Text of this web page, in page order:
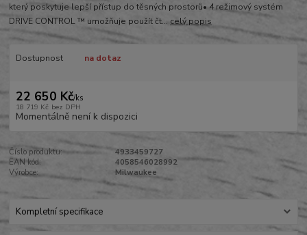
který poskytuje lepší přístup do těsných prostorů• 4 režimový systém
DRIVE CONTROL ™ umožňuje použít čt... celý popis
Dostupnost na dotaz
22 650 Kč/ks
18 719 Kč bez DPH
Momentálně není k dispozici
Číslo produktu:
4933459727
EAN kód:
4058546028992
Výrobce:
Milwaukee
Kompletní specifikace